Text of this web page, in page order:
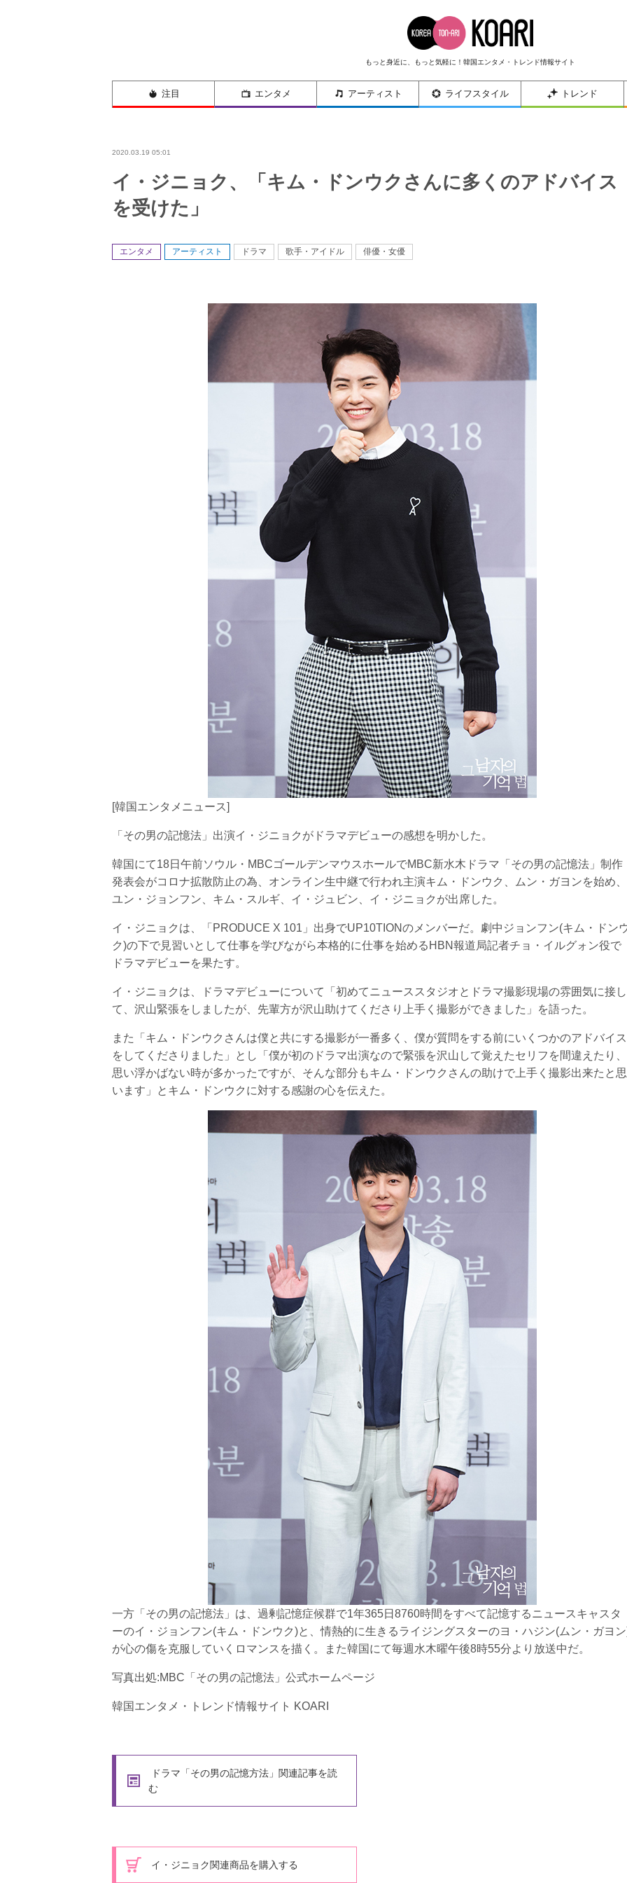
もっと身近に、もっと気軽に！韓国エンタメ・トレンド情報サイト
注目 エンタメ アーティスト ライフスタイル トレンド
2020.03.19 05:01
イ・ジニョク、「キム・ドンウクさんに多くのアドバイス
を受けた」
エンタメ アーティスト ドラマ 歌手・アイドル 俳優・女優
[韓国エンタメニュース]
「その男の記憶法」出演イ・ジニョクがドラマデビューの感想を明かした。
韓国にて18日午前ソウル・MBCゴールデンマウスホールでMBC新水木ドラマ「その男の記憶法」制作
発表会がコロナ拡散防止の為、オンライン生中継で行われ主演キム・ドンウク、ムン・ガヨンを始め、
ユン・ジョンフン、キム・スルギ、イ・ジュビン、イ・ジニョクが出席した。
イ・ジニョクは、「PRODUCE X 101」出身でUP10TIONのメンバーだ。劇中ジョンフン(キム・ドン
ク)の下で見習いとして仕事を学びながら本格的に仕事を始めるHBN報道局記者チョ・イルグォン役で
ドラマデビューを果たす。
イ・ジニョクは、ドラマデビューについて「初めてニューススタジオとドラマ撮影現場の雰囲気に接し
て、沢山緊張をしましたが、先輩方が沢山助けてくださり上手く撮影ができました」を語った。
また「キム・ドンウクさんは僕と共にする撮影が一番多く、僕が質問をする前にいくつかのアドバイス
をしてくださりました」とし「僕が初のドラマ出演なので緊張を沢山して覚えたセリフを間違えたり、
思い浮かばない時が多かったですが、そんな部分もキム・ドンウクさんの助けで上手く撮影出来たと思
います」とキム・ドンウクに対する感謝の心を伝えた。
一方「その男の記憶法」は、過剰記憶症候群で1年365日8760時間をすべて記憶するニュースキャスタ
ーのイ・ジョンフン(キム・ドンウク)と、情熱的に生きるライジングスターのヨ・ハジン(ムン・ガヨ
が心の傷を克服していくロマンスを描く。また韓国にて毎週水木曜午後8時55分より放送中だ。
写真出処:MBC「その男の記憶法」公式ホームページ
韓国エンタメ・トレンド情報サイト KOARI
ドラマ「その男の記憶方法」関連記事を読
む
イ・ジニョク関連商品を購入する